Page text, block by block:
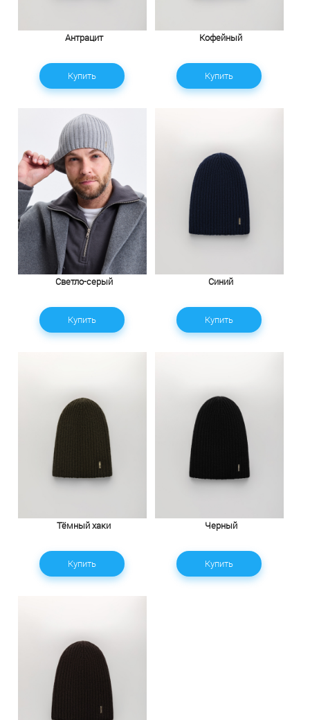
Антрацит
Купить
Кофейный
Купить
Светло-серый
Купить
Синий
Купить
Тёмный хаки
Купить
Черный
Купить